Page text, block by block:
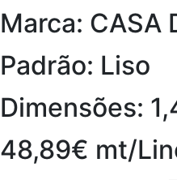
Marca: CASA
Padrão: Liso
Dimensões:
48,89€ mt/